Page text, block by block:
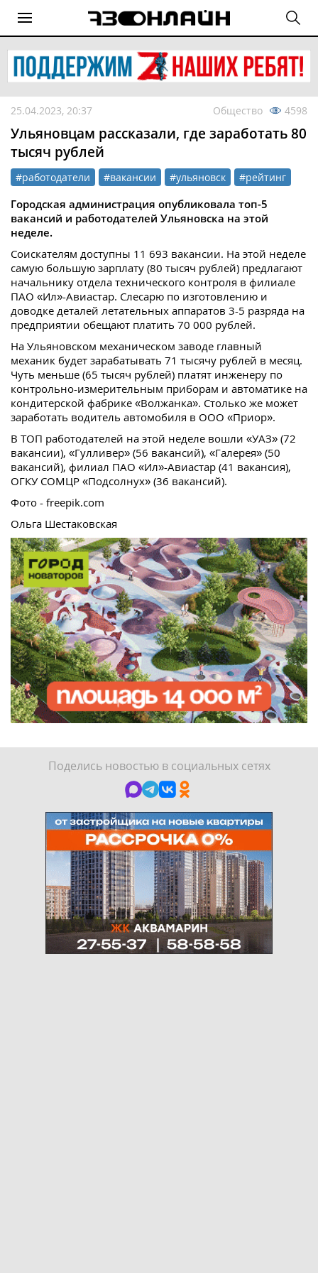
25.04.2023, 20:37 Общество 4598
Ульяновцам рассказали, где заработать 80
тысяч рублей
#работодатели #вакансии #ульяновск #рейтинг
Городская администрация опубликовала топ-5
вакансий и работодателей Ульяновска на этой
неделе.
Соискателям доступны 11 693 вакансии. На этой неделе
самую большую зарплату (80 тысяч рублей) предлагают
начальнику отдела технического контроля в филиале
ПАО «Ил»-Авиастар. Слесарю по изготовлению и
доводке деталей летательных аппаратов 3-5 разряда на
предприятии обещают платить 70 000 рублей.
На Ульяновском механическом заводе главный
механик будет зарабатывать 71 тысячу рублей в месяц.
Чуть меньше (65 тысяч рублей) платят инженеру по
контрольно-измерительным приборам и автоматике на
кондитерской фабрике «Волжанка». Столько же может
заработать водитель автомобиля в ООО «Приор».
В ТОП работодателей на этой неделе вошли «УАЗ» (72
вакансии), «Гулливер» (56 вакансий), «Галерея» (50
вакансий), филиал ПАО «Ил»-Авиастар (41 вакансия),
ОГКУ СОМЦР «Подсолнух» (36 вакансий).
Фото - freepik.com
Ольга Шестаковская
Поделись новостью в социальных сетях